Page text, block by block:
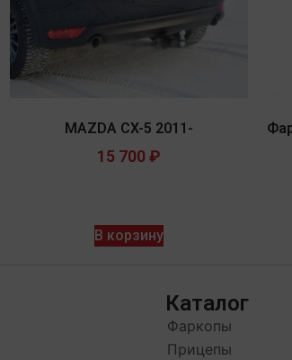
MAZDA CX-5 2011-
15 700 ₽
В корзину
Каталог
Фаркопы
Прицепы